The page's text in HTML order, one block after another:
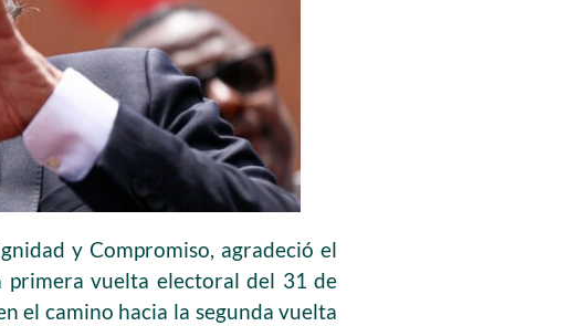
y Compromiso, agradeció el
primera vuelta electoral del 31 de
el camino hacia la segunda vuelta